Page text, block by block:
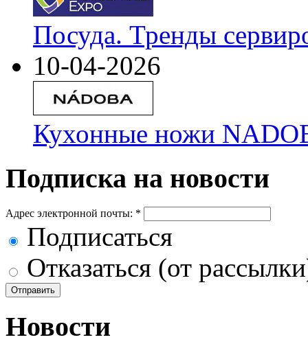
Посуда. Тренды
10-04-2026
Кухонные ножи
Подписка на новости
Адрес электронной почты: *
Подписаться
Отказаться (от
Новости